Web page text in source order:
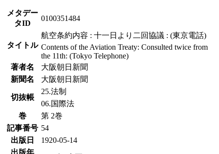
メタデー
タID
0100351484
タイトル
航空条約内容 : 十一日より二回協議 : (東京電話)
Contents of the Aviation Treaty: Consulted twice from
the 11th: (Tokyo Telephone)
著者名
大阪朝日新聞
新聞名
大阪朝日新聞
切抜帳
25.法制
06.国際法
巻
第 2巻
記事番号 54
出版日
1920-05-14
出版年